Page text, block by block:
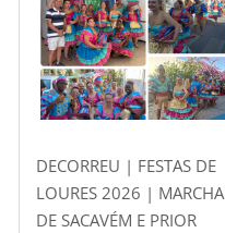
DECORREU | FESTAS DE
LOURES 2026 | MARCHA
DE SACAVÉM E PRIOR